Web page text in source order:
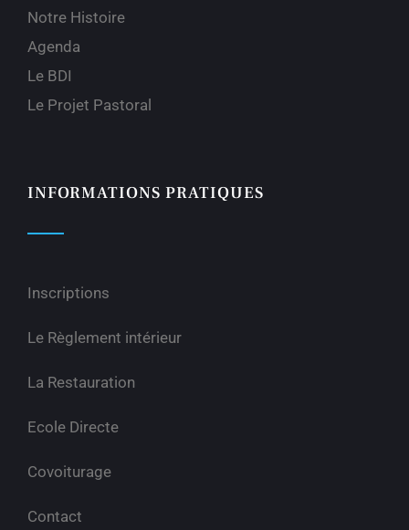
Notre Histoire
Agenda
Le BDI
Le Projet Pastoral
INFORMATIONS PRATIQUES
Inscriptions
Le Règlement intérieur
La Restauration
Ecole Directe
Covoiturage
Contact